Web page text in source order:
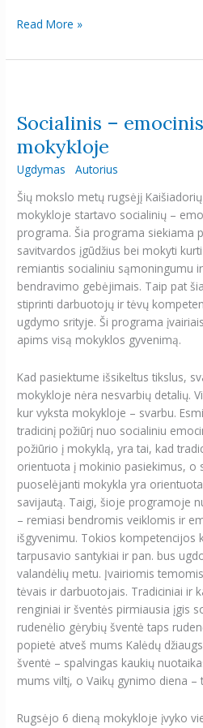
Read More »
Socialinis –
mokykloje
Ugdymas Autorius
Šių mokslo metų rugsėjį
mokykloje startavo socialinių –
programa. Šia programa siekiama
savitvardos įgūdžius bei mokyti
remiantis socialiniu sąmoningumu
bendravimo gebėjimais. Taip pat
stiprinti darbuotojų ir tėvų
ugdymo srityje. Ši programa
apims visą mokyklos gyvenimą.
Kad pasiektume išsikeltus tikslus,
mokykloje nėra nesvarbių detalių.
kur vyksta mokykloje – svarbu.
tradicinį požiūrį nuo socialiniu
požiūrio į mokyklą, yra tai, kad
orientuota į mokinio pasiekimus, o
puoselėjanti mokykla yra
savijautą. Taigi, šioje programoje
– remiasi bendromis veiklomis ir
išgyvenimu. Tokios kompetencijos
tarpusavio santykiai ir pan. bus
valandėlių metu. Įvairiomis
tėvais ir darbuotojais. Tradiciniai ir
renginiai ir šventės pirmiausia įgis
rudenėlio gėrybių šventė taps
popietė atveš mums Kalėdų
šventė – spalvingas kaukių
mums viltį, o Vaikų gynimo diena
Rugsėjo 6 dieną mokykloje įvyko
emocinis
ugdymas
mokykloje